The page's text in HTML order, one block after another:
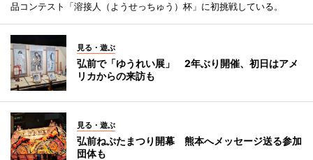
品コンテスト「溶接人（ようせっちゅう）杯」に初挑戦している。
見る・遊ぶ
弘前で「ゆうれい展」 2年ぶり開催、初日はアメ
リカからの来訪も
見る・遊ぶ
弘前ねぷたまつり開幕 熊本へメッセージ送る参加
団体も